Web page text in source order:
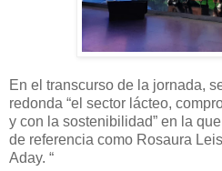
En el transcurso de la jornada,
redonda “el sector lácteo,
y con la sostenibilidad” en la
de referencia como Rosaura
Aday. “